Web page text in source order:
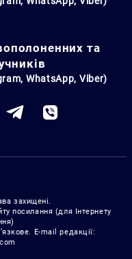
та
WhatsApp, Viber)
захищені.
посилання (для Інтернету
E-mail редакції: